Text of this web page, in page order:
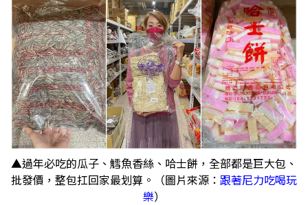
▲過年必吃的瓜子、鱈魚香絲、哈士餅，全部都是巨大包、
批發價，整包扛回家最划算。（圖片來源： 跟著尼力吃喝玩
樂）